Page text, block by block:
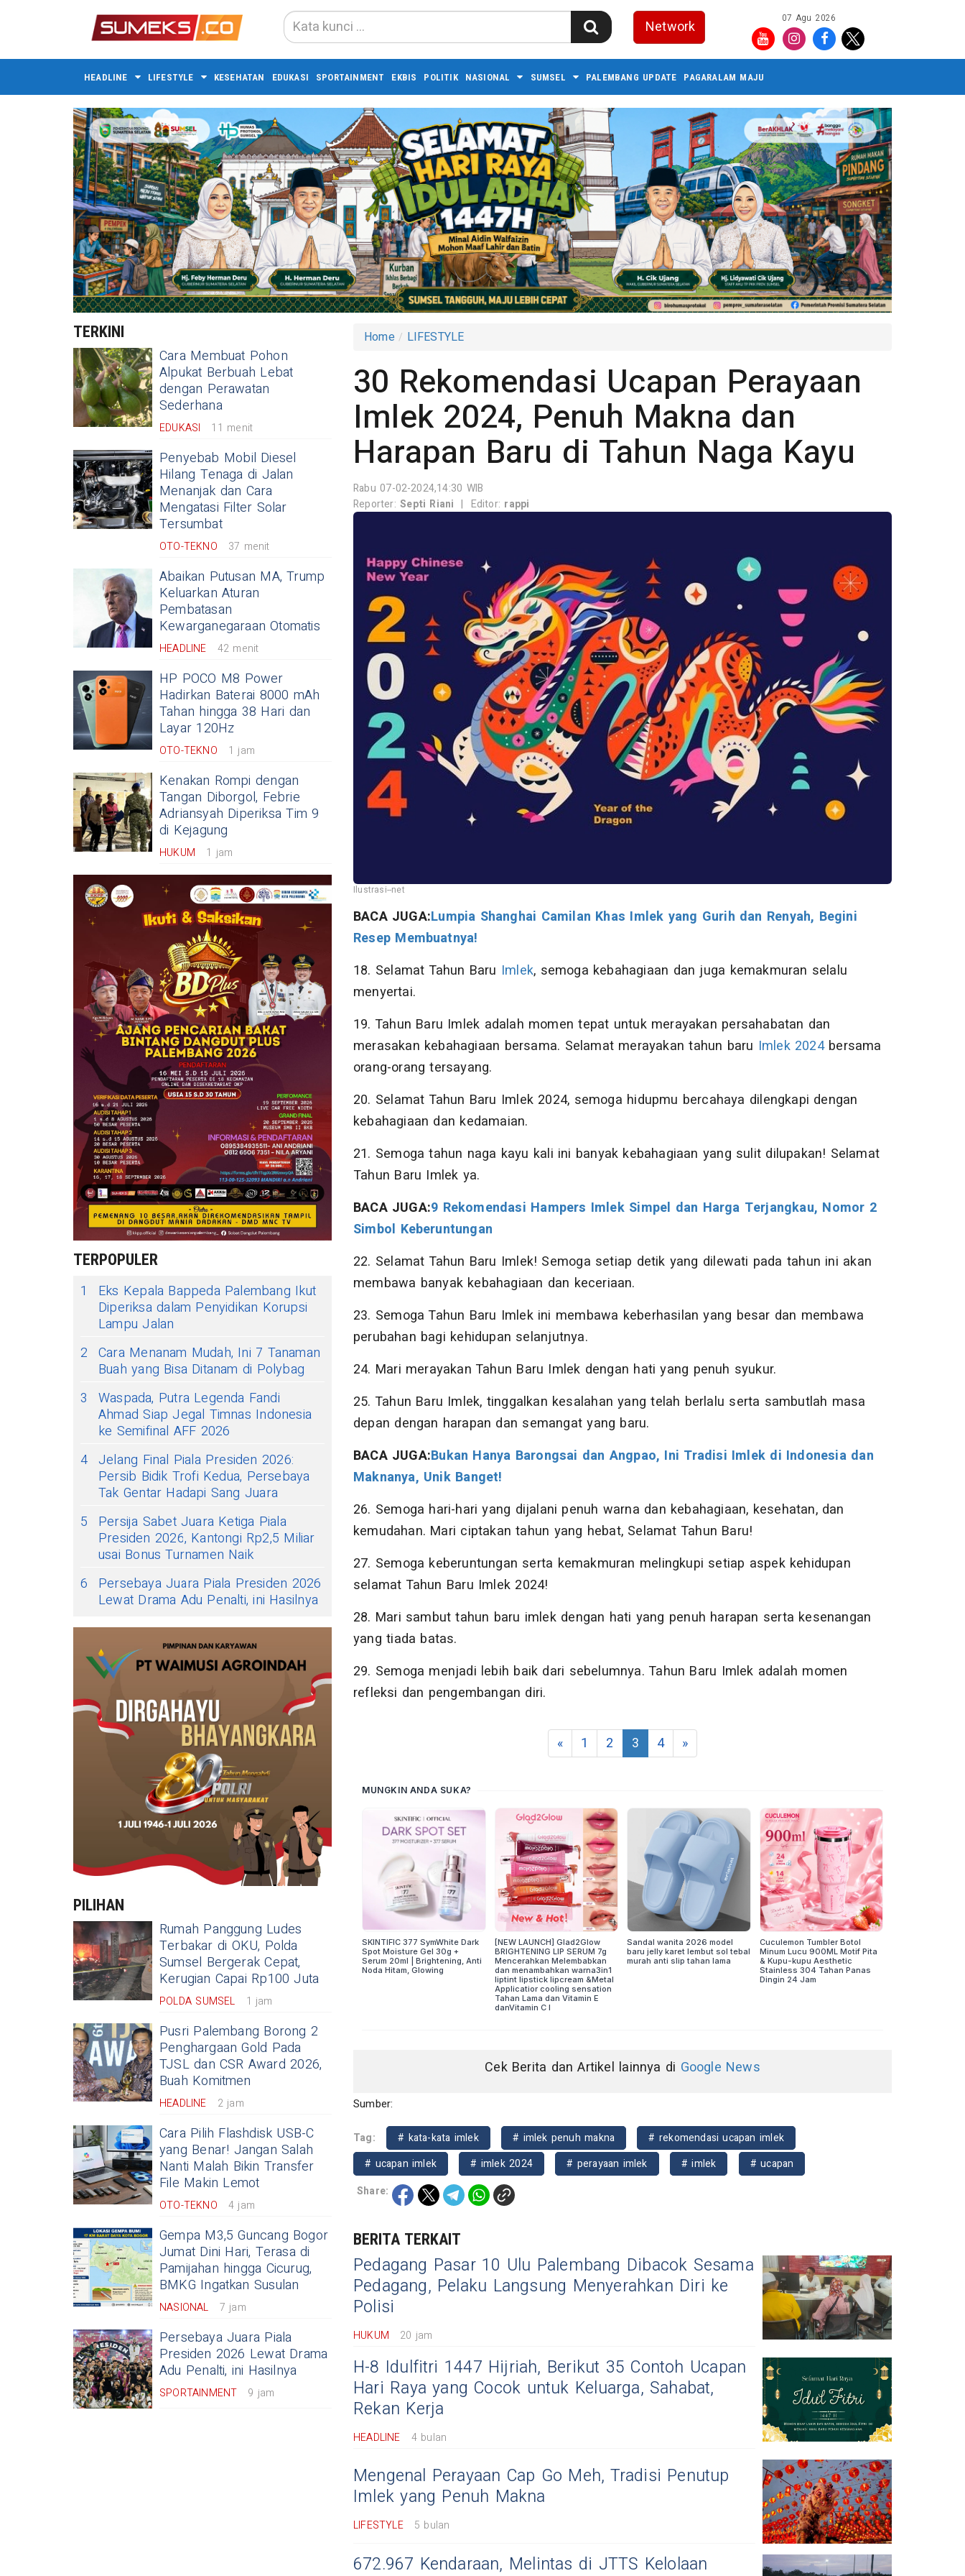
Network 07 Agu 2026
HEADLINE LIFESTYLE KESEHATAN EDUKASI SPORTAINMENT EKBIS POLITIK NASIONAL SUMSEL PALEMBANG UPDATE PAGARALAM MAJU
TERKINI
Cara Membuat Pohon
Alpukat Berbuah Lebat
dengan Perawatan
Sederhana
EDUKASI 11 menit
Penyebab Mobil Diesel
Hilang Tenaga di Jalan
Menanjak dan Cara
Mengatasi Filter Solar
Tersumbat
OTO-TEKNO 37 menit
Abaikan Putusan MA, Trump
Keluarkan Aturan
Pembatasan
Kewarganegaraan Otomatis
HEADLINE 42 menit
HP POCO M8 Power
Hadirkan Baterai 8000 mAh
Tahan hingga 38 Hari dan
Layar 120Hz
OTO-TEKNO 1 jam
Kenakan Rompi dengan
Tangan Diborgol, Febrie
Adriansyah Diperiksa Tim 9
di Kejagung
HUKUM 1 jam
TERPOPULER
1
Eks Kepala Bappeda Palembang Ikut
Diperiksa dalam Penyidikan Korupsi
Lampu Jalan
2 Cara Menanam Mudah, Ini 7 Tanaman
Buah yang Bisa Ditanam di Polybag
3
Waspada, Putra Legenda Fandi
Ahmad Siap Jegal Timnas Indonesia
ke Semifinal AFF 2026
4 Jelang Final Piala Presiden 2026:
Persib Bidik Trofi Kedua, Persebaya
Tak Gentar Hadapi Sang Juara
5
Persija Sabet Juara Ketiga Piala
Presiden 2026, Kantongi Rp2,5 Miliar
usai Bonus Turnamen Naik
6
Persebaya Juara Piala Presiden 2026
Lewat Drama Adu Penalti, ini Hasilnya
PILIHAN
Rumah Panggung Ludes
Terbakar di OKU, Polda
Sumsel Bergerak Cepat,
Kerugian Capai Rp100 Juta
POLDA SUMSEL 1 jam
Pusri Palembang Borong 2
Penghargaan Gold Pada
TJSL dan CSR Award 2026,
Buah Komitmen
HEADLINE 2 jam
Cara Pilih Flashdisk USB-C
yang Benar! Jangan Salah
Nanti Malah Bikin Transfer
File Makin Lemot
OTO-TEKNO 4 jam
Gempa M3,5 Guncang Bogor
Jumat Dini Hari, Terasa di
Pamijahan hingga Cicurug,
BMKG Ingatkan Susulan
NASIONAL 7 jam
Persebaya Juara Piala
Presiden 2026 Lewat Drama
Adu Penalti, ini Hasilnya
SPORTAINMENT 9 jam
Home LIFESTYLE
30 Rekomendasi Ucapan Perayaan
Imlek 2024, Penuh Makna dan
Harapan Baru di Tahun Naga Kayu
Rabu 07-02-2024,14:30 WIB
Reporter:Septi Riani | Editor: rappi
Ilustrasi--net
BACA JUGA:Lumpia Shanghai Camilan Khas Imlek yang Gurih dan Renyah, Begini
Resep Membuatnya!
18. Selamat Tahun Baru Imlek, semoga kebahagiaan dan juga kemakmuran selalu
menyertai.
19. Tahun Baru Imlek adalah momen tepat untuk merayakan persahabatan dan
merasakan kebahagiaan bersama. Selamat merayakan tahun baru Imlek 2024bersama
orang-orang tersayang.
20. Selamat Tahun Baru Imlek 2024, semoga hidupmu bercahaya dilengkapi dengan
kebahagiaan dan kedamaian.
21. Semoga tahun naga kayu kali ini banyak kebahagiaan yang sulit dilupakan! Selamat
Tahun Baru Imlek ya.
BACA JUGA:9 Rekomendasi Hampers Imlek Simpel dan Harga Terjangkau, Nomor 2
Simbol Keberuntungan
22. Selamat Tahun Baru Imlek! Semoga setiap detik yang dilewati pada tahun ini akan
membawa banyak kebahagiaan dan keceriaan.
23. Semoga Tahun Baru Imlek ini membawa keberhasilan yang besar dan membawa
perubahan bagi kehidupan selanjutnya.
24. Mari merayakan Tahun Baru Imlek dengan hati yang penuh syukur.
25. Tahun Baru Imlek, tinggalkan kesalahan yang telah berlalu serta sambutlah masa
depan dengan harapan dan semangat yang baru.
BACA JUGA:Bukan Hanya Barongsai dan Angpao, Ini Tradisi Imlek di Indonesia dan
Maknanya, Unik Banget!
26. Semoga hari-hari yang dijalani penuh warna dan kebahagiaan, kesehatan, dan
kemudahan. Mari ciptakan tahun yang hebat, Selamat Tahun Baru!
27. Semoga keberuntungan serta kemakmuran melingkupi setiap aspek kehidupan
selamat Tahun Baru Imlek 2024!
28. Mari sambut tahun baru imlek dengan hati yang penuh harapan serta kesenangan
yang tiada batas.
29. Semoga menjadi lebih baik dari sebelumnya. Tahun Baru Imlek adalah momen
refleksi dan pengembangan diri.
« 1 2 3 4 »
Cek Berita dan Artikel lainnya di Google News
Sumber:
Tag: # kata-kata imlek # imlek penuh makna
# rekomendasi ucapan imlek
# ucapan imlek
# imlek 2024 # perayaan imlek # imlek
# ucapan
Share:
BERITA TERKAIT
Pedagang Pasar 10 Ulu Palembang Dibacok Sesama
Pedagang, Pelaku Langsung Menyerahkan Diri ke
Polisi
HUKUM 20 jam
H-8 Idulfitri 1447 Hijriah, Berikut 35 Contoh Ucapan
Hari Raya yang Cocok untuk Keluarga, Sahabat,
Rekan Kerja
HEADLINE 4 bulan
Mengenal Perayaan Cap Go Meh, Tradisi Penutup
Imlek yang Penuh Makna
LIFESTYLE 5 bulan
672.967 Kendaraan, Melintas di JTTS Kelolaan